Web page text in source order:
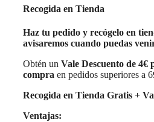
Recogida en Tienda
Haz tu pedido y recógelo en
avisaremos cuando puedas
Obtén un Vale Descuento de 4€
compra en pedidos superiores a
Recogida en Tienda Gratis +
Ventajas: